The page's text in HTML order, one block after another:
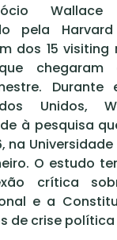
pela
dos 15 visiting
chegaram
Durante
Unidos,
à pesquisa
na
O estudo
crítica
e a
de crise política